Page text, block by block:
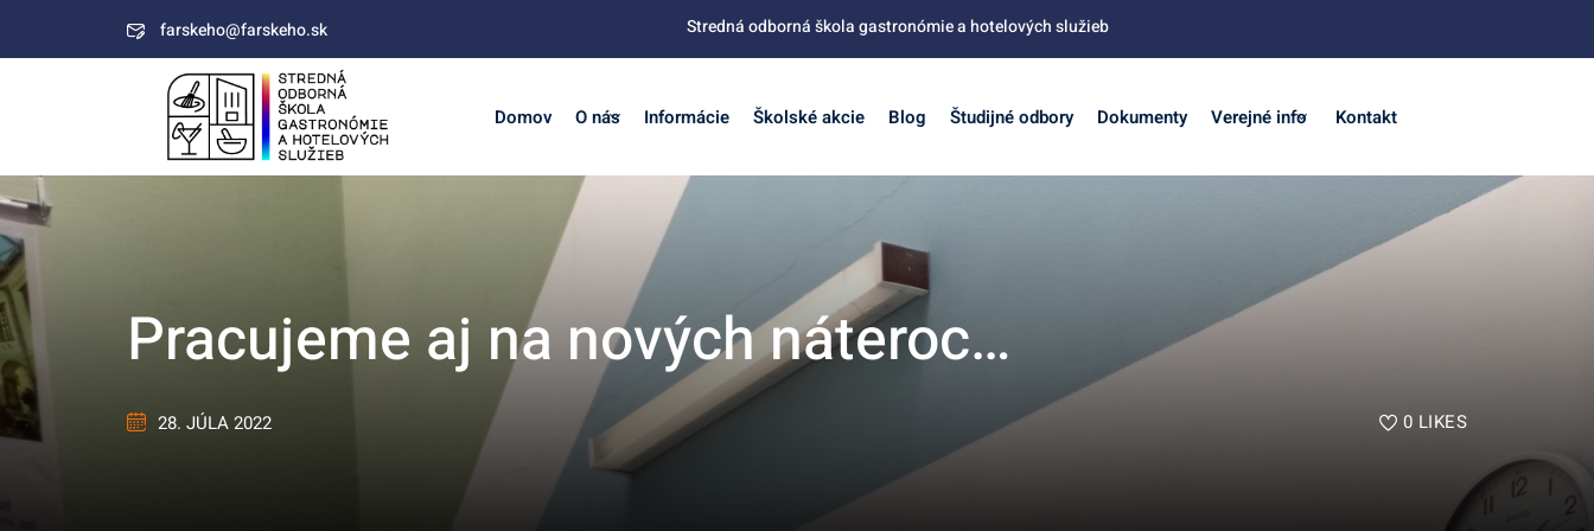
farskeho@farskeho.sk Stredná odborná škola gastronómie a hotelových služieb
Domov O nás Informácie Školské akcie Blog Študijné odbory Dokumenty Verejné info Kontakt
Pracujeme aj na nových náteroc…
28. JÚLA 2022 0 LIKES